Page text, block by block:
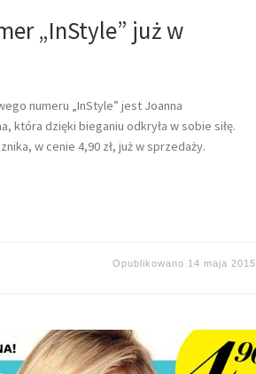
„InStyle” już w
numeru „InStyle” jest Joanna
która dzięki bieganiu odkryła w sobie siłę.
w cenie 4,90 zł, już w sprzedaży.
Opublikowano 14 maja 2015